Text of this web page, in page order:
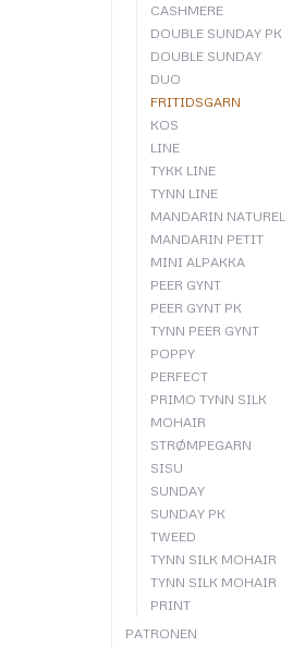
CASHMERE
DOUBLE SUNDAY PK
DOUBLE SUNDAY
DUO
FRITIDSGARN
KOS
LINE
TYKK LINE
TYNN LINE
MANDARIN NATUREL
MANDARIN PETIT
MINI ALPAKKA
PEER GYNT
PEER GYNT PK
TYNN PEER GYNT
POPPY
PERFECT
PRIMO TYNN SILK
MOHAIR
STRØMPEGARN
SISU
SUNDAY
SUNDAY PK
TWEED
TYNN SILK MOHAIR
TYNN SILK MOHAIR
PRINT
PATRONEN